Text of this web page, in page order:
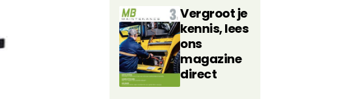
Vergroot je
kennis, lees
ons
magazine
direct